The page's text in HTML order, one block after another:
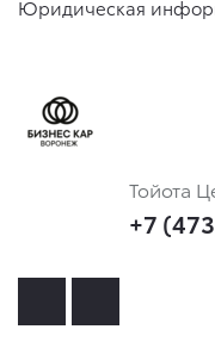
Юридическая
Тойота
+7